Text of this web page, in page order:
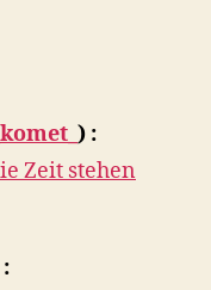
) :
Zeit stehen